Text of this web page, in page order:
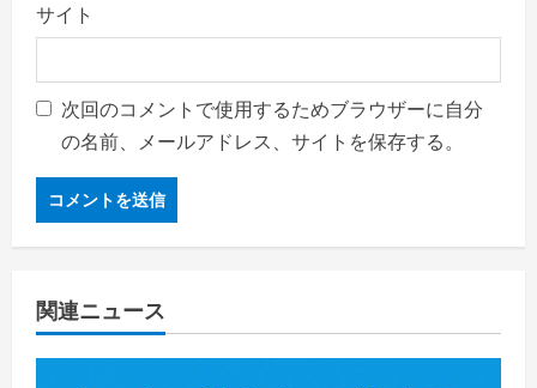
サイト
次回のコメントで使用するためブラウザーに自分
の名前、メールアドレス、サイトを保存する。
関連ニュース